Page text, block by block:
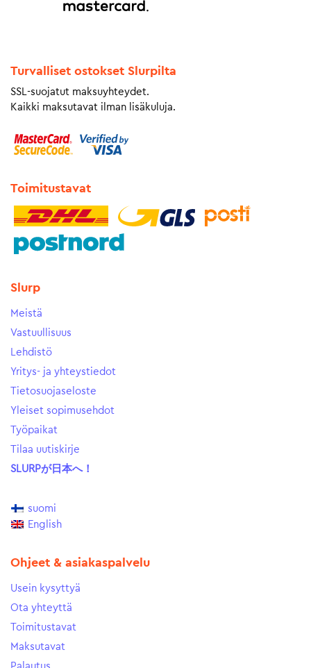
Turvalliset ostokset Slurpilta
SSL-suojatut maksuyhteydet.
Kaikki maksutavat ilman lisäkuluja.
Toimitustavat
Slurp
Meistä
Vastuullisuus
Lehdistö
Yritys- ja yhteystiedot
Tietosuojaseloste
Yleiset sopimusehdot
Työpaikat
Tilaa uutiskirje
SLURPが日本へ！
suomi
English
Ohjeet & asiakaspalvelu
Usein kysyttyä
Ota yhteyttä
Toimitustavat
Maksutavat